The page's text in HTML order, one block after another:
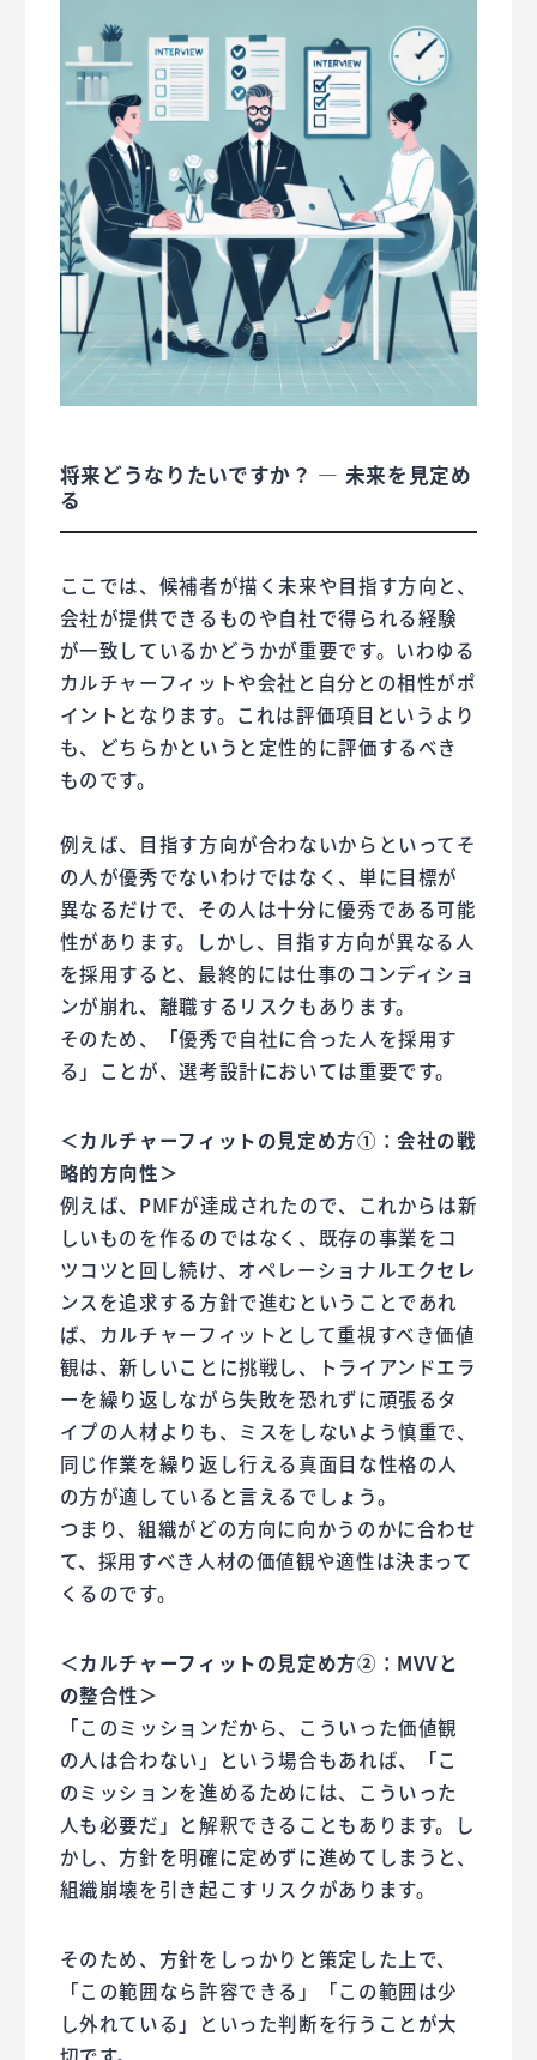
将来どうなりたいですか？ ― 未来を見定め
る
ここでは、候補者が描く未来や目指す方向と、
会社が提供できるものや自社で得られる経験
が一致しているかどうかが重要です。いわゆる
カルチャーフィットや会社と自分との相性がポ
イントとなります。これは評価項目というより
も、どちらかというと定性的に評価するべき
ものです。
例えば、目指す方向が合わないからといってそ
の人が優秀でないわけではなく、単に目標が
異なるだけで、その人は十分に優秀である可能
性があります。しかし、目指す方向が異なる人
を採用すると、最終的には仕事のコンディショ
ンが崩れ、離職するリスクもあります。
そのため、「優秀で自社に合った人を採用す
る」ことが、選考設計においては重要です。
＜カルチャーフィットの見定め方①：会社の戦
略的方向性＞
例えば、PMFが達成されたので、これからは新
しいものを作るのではなく、既存の事業をコ
ツコツと回し続け、オペレーショナルエクセレ
ンスを追求する方針で進むということであれ
ば、カルチャーフィットとして重視すべき価値
観は、新しいことに挑戦し、トライアンドエラ
ーを繰り返しながら失敗を恐れずに頑張るタ
イプの人材よりも、ミスをしないよう慎重で、
同じ作業を繰り返し行える真面目な性格の人
の方が適していると言えるでしょう。
つまり、組織がどの方向に向かうのかに合わせ
て、採用すべき人材の価値観や適性は決まって
くるのです。
＜カルチャーフィットの見定め方②：MVVと
の整合性＞
「このミッションだから、こういった価値観
の人は合わない」という場合もあれば、「こ
のミッションを進めるためには、こういった
人も必要だ」と解釈できることもあります。し
かし、方針を明確に定めずに進めてしまうと、
組織崩壊を引き起こすリスクがあります。
そのため、方針をしっかりと策定した上で、
「この範囲なら許容できる」「この範囲は少
し外れている」といった判断を行うことが大